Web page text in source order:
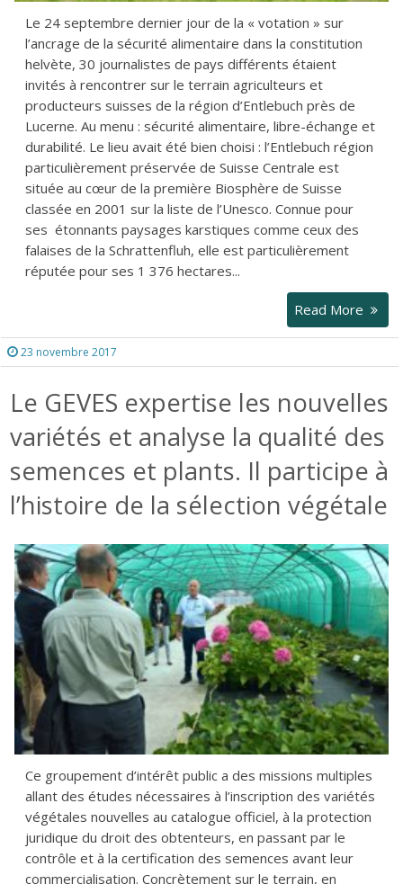
Le 24 septembre dernier jour de la « votation » sur
l’ancrage de la sécurité alimentaire dans la constitution
helvète, 30 journalistes de pays différents étaient
invités à rencontrer sur le terrain agriculteurs et
producteurs suisses de la région d’Entlebuch près de
Lucerne. Au menu : sécurité alimentaire, libre-échange et
durabilité. Le lieu avait été bien choisi : l’Entlebuch région
particulièrement préservée de Suisse Centrale est
située au cœur de la première Biosphère de Suisse
classée en 2001 sur la liste de l’Unesco. Connue pour
ses étonnants paysages karstiques comme ceux des
falaises de la Schrattenfluh, elle est particulièrement
réputée pour ses 1 376 hectares...
Read More
23 novembre 2017
Le GEVES expertise les nouvelles
variétés et analyse la qualité des
semences et plants. Il participe à
l’histoire de la sélection végétale
Ce groupement d’intérêt public a des missions multiples
allant des études nécessaires à l’inscription des variétés
végétales nouvelles au catalogue officiel, à la protection
juridique du droit des obtenteurs, en passant par le
contrôle et à la certification des semences avant leur
commercialisation. Concrètement sur le terrain, en